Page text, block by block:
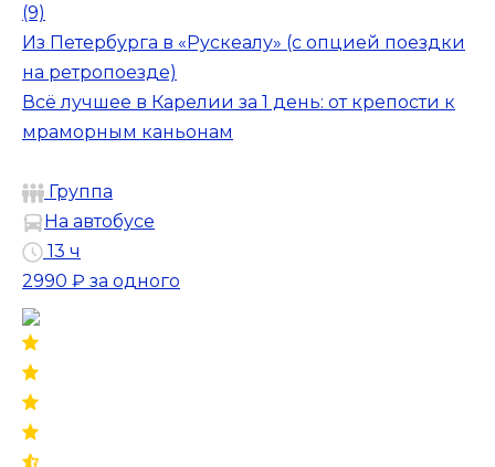
(9)
Из Петербурга в «Рускеалу» (с опцией поездки
на ретропоезде)
Всё лучшее в Карелии за 1 день: от крепости к
мраморным каньонам
Группа
На автобусе
13 ч
2990 ₽ за одного